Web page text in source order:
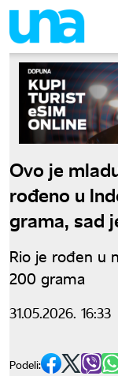
Ovo je
rođeno u
grama, sad
Rio je rođen u
200 grama
31.05.2026. 16:33
Podeli: